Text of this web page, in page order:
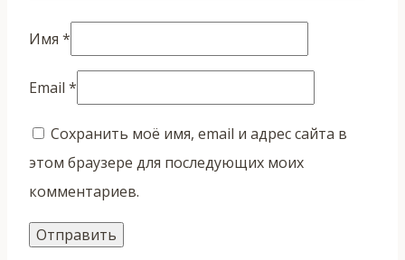
Имя *
Email *
Сохранить моё имя, email и адрес сайта в
этом браузере для последующих моих
комментариев.